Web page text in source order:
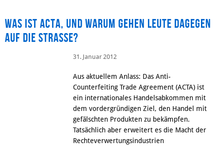
Was ist ACTA, und warum gehen Leute dagegen
auf die Strasse?
31. Januar 2012
Aus aktuellem Anlass: Das Anti-
Counterfeiting Trade Agreement (ACTA) ist
ein internationales Handels­abkommen mit
dem vordergründigen Ziel, den Handel mit
gefälschten Produkten zu bekämpfen.
Tatsächlich aber erweitert es die Macht der
Rechteverwertungs­industrien